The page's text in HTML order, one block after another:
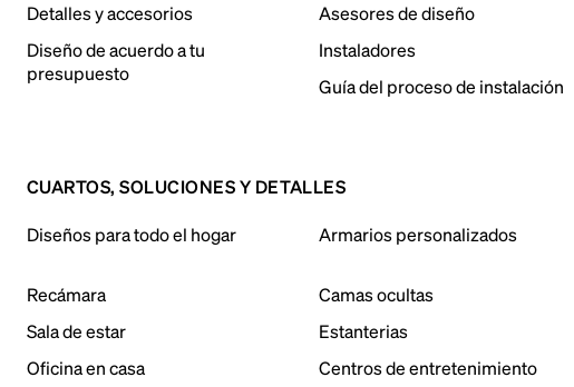
Detalles y accesorios
Diseño de acuerdo a tu
presupuesto
Asesores de diseño
Instaladores
Guía del proceso de instalación
CUARTOS, SOLUCIONES Y DETALLES
Diseños para todo el hogar Armarios personalizados
Recámara
Camas ocultas
Sala de estar
Estanterias
Oficina en casa
Centros de entretenimiento